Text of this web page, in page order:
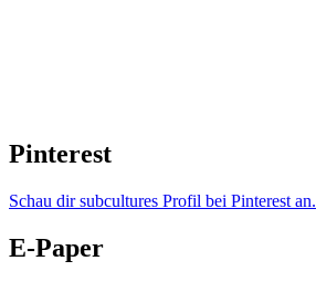
Pinterest
Schau dir subcultures Profil bei Pinterest an.
E-Paper